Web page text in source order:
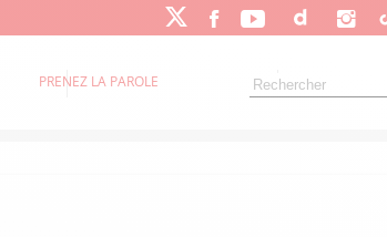
PRENEZ LA PAROLE